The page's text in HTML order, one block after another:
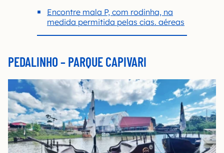
Encontre mala P, com rodinha, na
medida permitida pelas cias. aéreas
PEDALINHO – PARQUE CAPIVARI